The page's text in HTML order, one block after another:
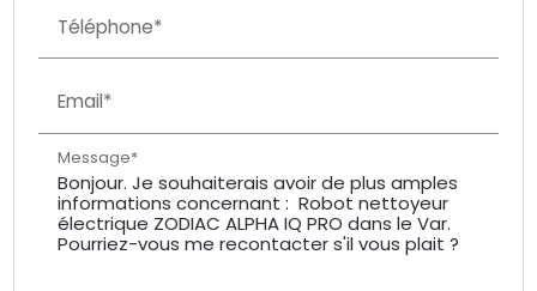
Téléphone*
Email*
Message*